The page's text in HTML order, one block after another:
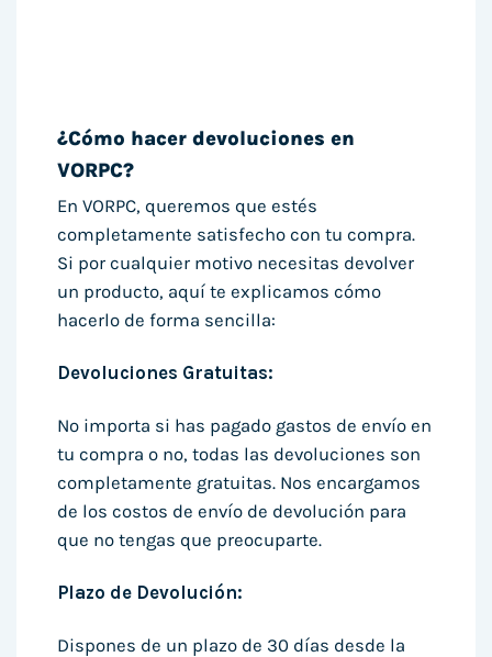
¿Cómo hacer devoluciones en
VORPC?
En VORPC, queremos que estés
completamente satisfecho con tu compra.
Si por cualquier motivo necesitas devolver
un producto, aquí te explicamos cómo
hacerlo de forma sencilla:
Devoluciones Gratuitas:
No importa si has pagado gastos de envío en
tu compra o no, todas las devoluciones son
completamente gratuitas. Nos encargamos
de los costos de envío de devolución para
que no tengas que preocuparte.
Plazo de Devolución:
Dispones de un plazo de 30 días desde la